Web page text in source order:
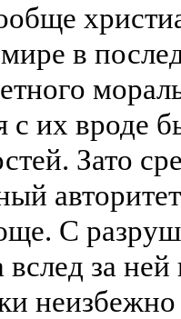
в
их вроде
Зато
С
вслед за